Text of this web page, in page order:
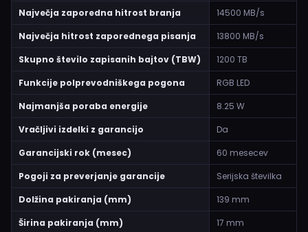
Največja zaporedna hitrost branja
14500 MB/s
Največja hitrost zaporednega pisanja
13800 MB/s
Skupno število zapisanih bajtov (TBW)
1200 TB
Funkcije polprevodniškega pogona
RGB LED
Najmanjša poraba energije
8.25 W
Vračljivi izdelki z garancijo
Da
Garancijski rok (mesec)
60 mesecev
Pogoji za preverjanje garancije
Serijska številka
Dolžina pakiranja (mm)
139 mm
Širina pakiranja (mm)
17 mm